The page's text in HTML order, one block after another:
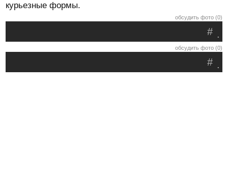
курьезные формы.
обсудить фото (0)
.
#
обсудить фото (0)
.
#